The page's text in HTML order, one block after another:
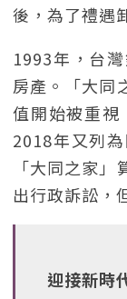
後，為了禮遇
1993年，台
房產。「大同
值開始被重視
2018年又列
「大同之家
出行政訴訟，
迎接新時